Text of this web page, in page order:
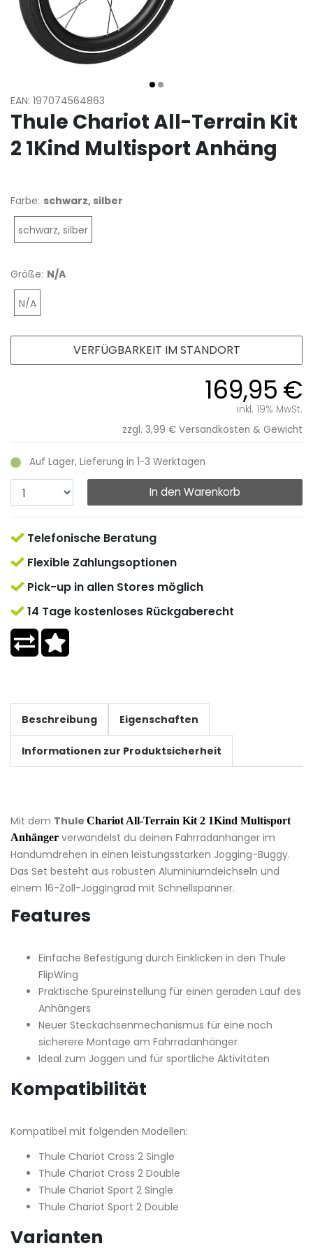
EAN: 197074564863
Thule Chariot All-Terrain Kit
2 1Kind Multisport Anhäng
Farbe: schwarz, silber
schwarz, silber
Größe: N/A
N/A
169,95 €
inkl. 19% MwSt.
zzgl. 3,99 € Versandkosten & Gewicht
Auf Lager, Lieferung in 1-3 Werktagen
In den Warenkorb
VERFÜGBARKEIT IM STANDORT
Telefonische Beratung
Flexible Zahlungsoptionen
Pick-up in allen Stores möglich
14 Tage kostenloses Rückgaberecht
Beschreibung Eigenschaften
Informationen zur Produktsicherheit
Mit dem Thule Chariot All-Terrain Kit 2 1Kind Multisport
Anhänger verwandelst du deinen Fahrradanhänger im
Handumdrehen in einen leistungsstarken Jogging-Buggy.
Das Set besteht aus robusten Aluminiumdeichseln und
einem 16-Zoll-Joggingrad mit Schnellspanner.
Features
Einfache Befestigung durch Einklicken in den Thule
FlipWing
Praktische Spureinstellung für einen geraden Lauf des
Anhängers
Neuer Steckachsenmechanismus für eine noch
sicherere Montage am Fahrradanhänger
Ideal zum Joggen und für sportliche Aktivitäten
Kompatibilität
Kompatibel mit folgenden Modellen:
Thule Chariot Cross 2 Single
Thule Chariot Cross 2 Double
Thule Chariot Sport 2 Single
Thule Chariot Sport 2 Double
Varianten